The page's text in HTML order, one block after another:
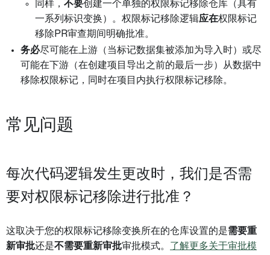
同样， 不要创建一个单独的权限标记移除仓库（具有
一系列标识变换）。权限标记移除逻辑应在权限标记
移除PR审查期间明确批准。
务必尽可能在上游（当标记数据集被添加为导入时）或尽
可能在下游（在创建项目导出之前的最后一步）从数据中
移除权限标记，同时在项目内执行权限标记移除。
常见问题
每次代码逻辑发生更改时，我们是否需
要对权限标记移除进行批准？
这取决于您的权限标记移除变换所在的仓库设置的是需要重
新审批还是不需要重新审批审批模式。 了解更多关于审批模